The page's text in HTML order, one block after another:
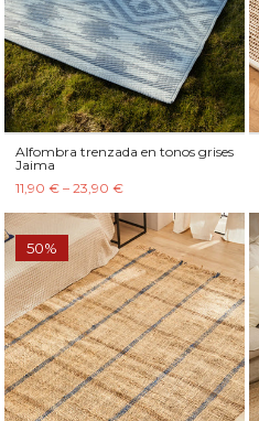
Alfombra trenzada en tonos grises
Jaima
11,90 € – 23,90 €
50%